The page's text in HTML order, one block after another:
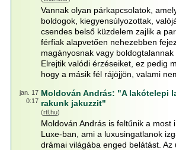
Vannak olyan párkapcsolatok,
boldogok, kiegyensúlyozottak,
csendes belső küzdelem zajlik a
férfiak alapvetően nehezebben
magányosnak vagy boldogtalannak
Elrejtik valódi érzéseiket, ez pedig
hogy a másik fél rájöjjön, valami
jan. 17
0:17
Moldován András: "A lakótelepi
rakunk jakuzzit"
(rtl.hu)
Moldován András is feltűnik a most
Luxe-ban, ami a luxusingatlanok
drámai világába enged belátást. Az